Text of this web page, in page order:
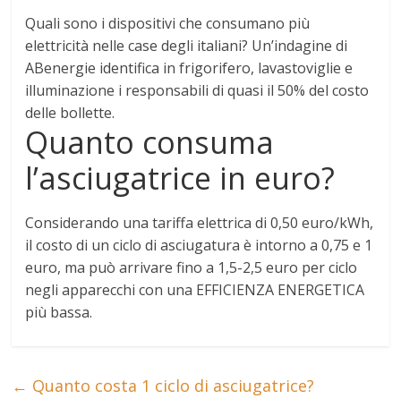
Quali sono i dispositivi che consumano più
elettricità nelle case degli italiani? Un’indagine di
ABenergie identifica infrigorifero, lavastoviglie e
illuminazione i responsabili di quasi il 50% del costo
delle bollette.
Quanto consuma
l’asciugatrice in euro?
Considerando una tariffa elettrica di 0,50 euro/kWh,
il costo di un ciclo di asciugatura è intorno a 0,75 e 1
euro, ma può arrivare fino a 1,5-2,5 euro per ciclo
negli apparecchi con una EFFICIENZA ENERGETICA
più bassa.
← Quanto costa 1 ciclo di asciugatrice?